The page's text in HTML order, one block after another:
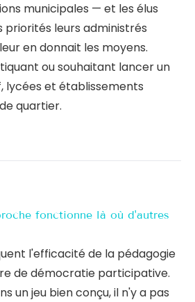
municipales — et les élus
priorités leurs administrés
en donnait les moyens.
ou souhaitant lancer un
lycées et établissements
quartier.
fonctionne là où d'autres
l'efficacité de la pédagogie
de démocratie participative.
un jeu bien conçu, il n'y a pas